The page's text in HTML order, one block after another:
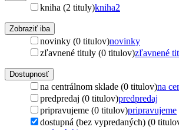
kniha (2 tituly)kniha2
Zobraziť iba
novinky (0 titulov)novinky
zľavnené tituly (0 titulov)zľavnené
Dostupnosť
na centrálnom sklade (0 titulov)na
predpredaj (0 titulov)predpredaj
pripravujeme (0 titulov)pripravujeme
dostupná (bez vypredaných) (0